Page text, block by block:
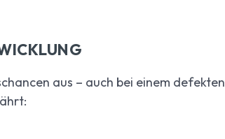
aus – auch bei einem defekten